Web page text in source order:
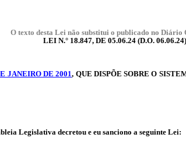
O texto desta Lei não substitui o publicado no Diário
LEI N.° 18.847, DE 05.06.24 (D.O. 06.06.24)
JANEIRO DE 2001, QUE DISPÕE SOBRE O
Legislativa decretou e eu sanciono a seguinte Lei: